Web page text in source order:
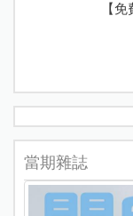
【
當期雜誌